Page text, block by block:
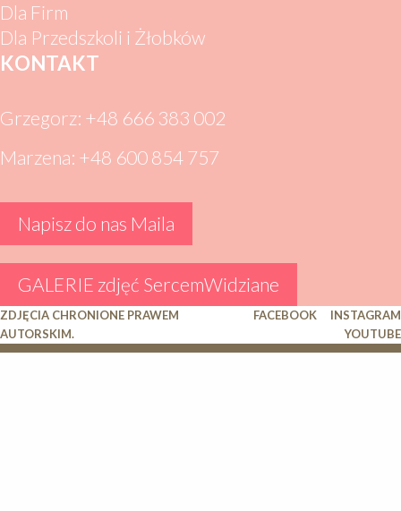
Dla Firm
Dla Przedszkoli i Żłobków
KONTAKT
Grzegorz: +48 666 383 002
Marzena: +48 600 854 757
Napisz do nas Maila
GALERIE zdjęć SercemWidziane
ZDJĘCIA CHRONIONE PRAWEM
AUTORSKIM.
FACEBOOK
INSTAGRAM
YOUTUBE